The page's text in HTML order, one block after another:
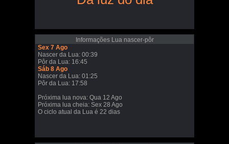
Informações Lua nascer-pôr
Sex 7 Ago
Nascer da Lua: 00:39
Pôr da Lua: 16:45
Sáb 8 Ago
Nascer da Lua: 01:25
Pôr da Lua: 17:58
Próxima lua nova: Qua 12 Ago
Próxima lua cheia: Sex 28 Ago
O ciclo atual da Lua é 22 dias